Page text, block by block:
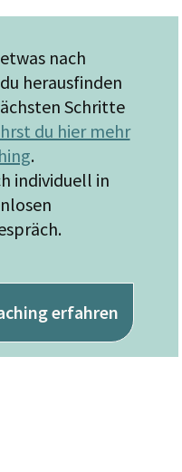
nach
herausfinden
Schritte
du hier mehr
.
individuell in
erfahren